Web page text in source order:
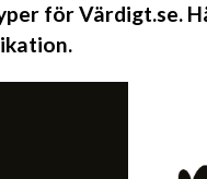
för Värdigt.se.